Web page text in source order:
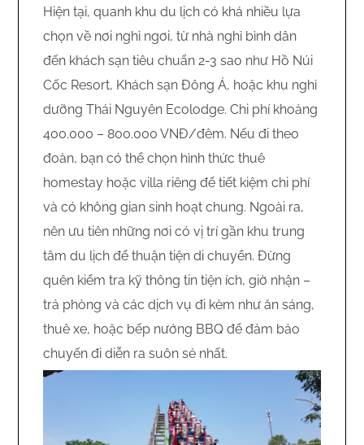
Hiện tại, quanh khu du lịch có khá nhiều lựa
chọn về nơi nghỉ ngơi, từ nhà nghỉ bình dân
đến khách sạn tiêu chuẩn 2-3 sao như Hồ Núi
Cốc Resort, Khách sạn Đông Á, hoặc khu nghỉ
dưỡng Thái Nguyên Ecolodge. Chi phí khoảng
400.000 – 800.000 VNĐ/đêm. Nếu đi theo
đoàn, bạn có thể chọn hình thức thuê
homestay hoặc villa riêng để tiết kiệm chi phí
và có không gian sinh hoạt chung. Ngoài ra,
nên ưu tiên những nơi có vị trí gần khu trung
tâm du lịch để thuận tiện di chuyển. Đừng
quên kiểm tra kỹ thông tin tiện ích, giờ nhận –
trả phòng và các dịch vụ đi kèm như ăn sáng,
thuê xe, hoặc bếp nướng BBQ để đảm bảo
chuyến đi diễn ra suôn sẻ nhất.